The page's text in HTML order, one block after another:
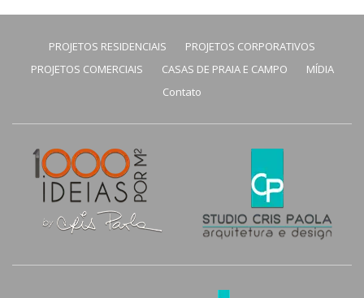
PROJETOS RESIDENCIAIS
PROJETOS CORPORATIVOS
PROJETOS COMERCIAIS
CASAS DE PRAIA E CAMPO
MÍDIA
Contato